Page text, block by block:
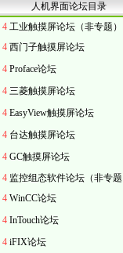
人机界面论坛目录
4 工业触摸屏论坛（非专题）
4 西门子触摸屏论坛
4 Proface论坛
4 三菱触摸屏论坛
4 EasyView触摸屏论坛
4 台达触摸屏论坛
4 GC触摸屏论坛
4 监控组态软件论坛（非专题
4 WinCC论坛
4 InTouch论坛
4 iFIX论坛